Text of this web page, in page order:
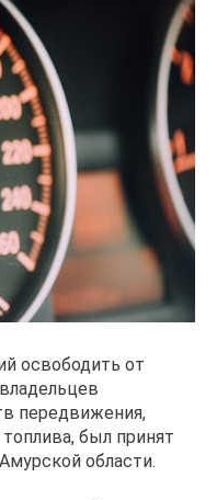
освободить от
передвижения,
был принят
области.